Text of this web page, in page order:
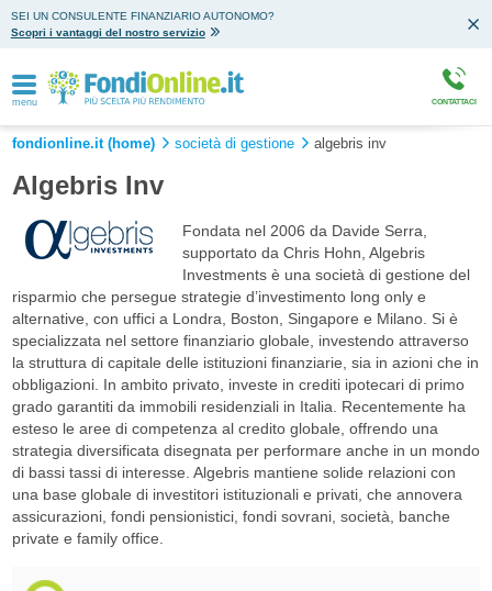
SEI UN CONSULENTE FINANZIARIO AUTONOMO?
Scopri i vantaggi del nostro servizio
menu CONTATTACI
fondionline.it (home) società di gestione algebris inv
Algebris Inv
Fondata nel 2006 da Davide Serra,
supportato da Chris Hohn, Algebris
Investments è una società di gestione del
risparmio che persegue strategie d’investimento long only e
alternative, con uffici a Londra, Boston, Singapore e Milano. Si è
specializzata nel settore finanziario globale, investendo attraverso
la struttura di capitale delle istituzioni finanziarie, sia in azioni che in
obbligazioni. In ambito privato, investe in crediti ipotecari di primo
grado garantiti da immobili residenziali in Italia. Recentemente ha
esteso le aree di competenza al credito globale, offrendo una
strategia diversificata disegnata per performare anche in un mondo
di bassi tassi di interesse. Algebris mantiene solide relazioni con
una base globale di investitori istituzionali e privati, che annovera
assicurazioni, fondi pensionistici, fondi sovrani, società, banche
private e family office.